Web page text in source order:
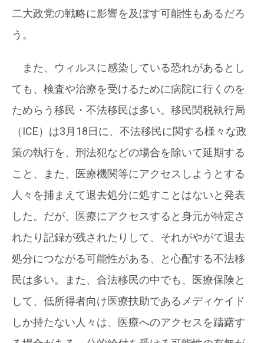
二大政党の戦略に影響を及ぼす可能性もあるだろ
う。
また、ウィルスに感染している恐れがあるとし
ても、検査や治療を受けるために病院に行くのを
ためらう移民・不法移民は多い。移民関税執行局
（ICE）は3月18日に、不法移民に関する様々な政
策の執行を、刑法犯などの場合を除いて延期する
こと、また、医療機関等にアクセスしようとする
人々を捕まえて退去処分に処すことはないと発表
した。だが、医療にアクセスすると身元が特定さ
れたり記録が残されたりして、それがやがて退去
処分につながる可能性がある、と心配する不法移
民は多い。また、合法移民の中でも、医療保険と
して、低所得者向け医療扶助であるメディケイド
しか持たない人々は、医療へのアクセスを躊躇す